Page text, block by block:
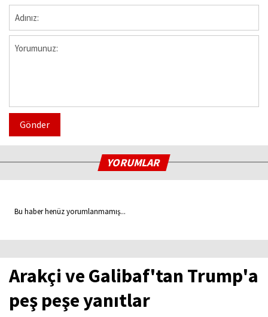
Gönder
YORUMLAR
Bu haber henüz yorumlanmamış...
Arakçi ve Galibaf'tan Trump'a
peş peşe yanıtlar